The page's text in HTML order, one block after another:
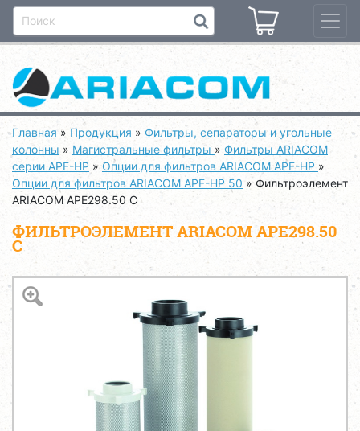
Главная » Продукция » Фильтры, сепараторы и угольные
колонны » Магистральные фильтры » Фильтры ARIACOM
серии APF-HP » Опции для фильтров ARIACOM APF-HP »
Опции для фильтров ARIACOM APF-HP 50 »Фильтроэлемент
ARIACOM APE298.50 C
ФИЛЬТРОЭЛЕМЕНТ ARIACOM APE298.50
C